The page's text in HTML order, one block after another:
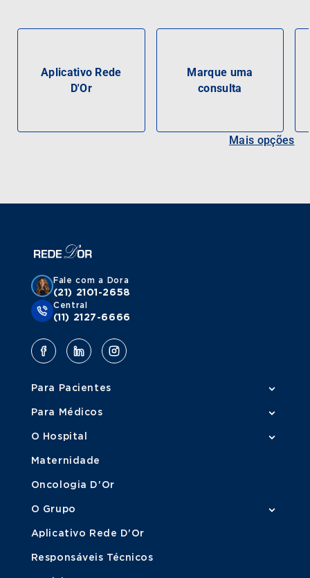
Aplicativo Rede
D'Or
Marque uma
consulta
Mais opções
Fale com a Dora
(21) 2101-2658
Central
(11) 2127-6666
Para Pacientes
Para Médicos
O Hospital
Maternidade
Oncologia D'Or
O Grupo
Aplicativo Rede D'Or
Responsáveis Técnicos